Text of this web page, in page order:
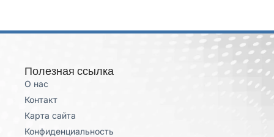
Полезная ссылка
О нас
Контакт
Карта сайта
Конфиденциальность